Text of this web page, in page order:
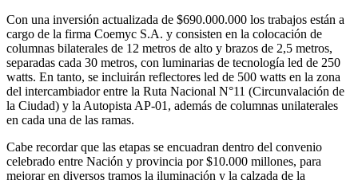
Con una inversión actualizada de $690.000.000 los trabajos están a
cargo de la firma Coemyc S.A. y consisten en la colocación de
columnas bilaterales de 12 metros de alto y brazos de 2,5 metros,
separadas cada 30 metros, con luminarias de tecnología led de 250
watts. En tanto, se incluirán reflectores led de 500 watts en la zona
del intercambiador entre la Ruta Nacional N°11 (Circunvalación de
la Ciudad) y la Autopista AP-01, además de columnas unilaterales
en cada una de las ramas.
Cabe recordar que las etapas se encuadran dentro del convenio
celebrado entre Nación y provincia por $10.000 millones, para
mejorar en diversos tramos la iluminación y la calzada de la